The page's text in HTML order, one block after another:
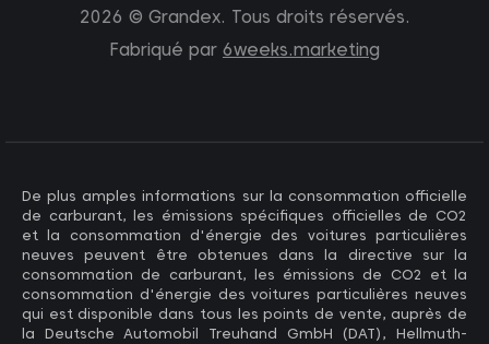
2026 © Grandex. Tous droits réservés.
Fabriqué par 6weeks.marketing
De plus amples informations sur la consommation officielle
de carburant, les émissions spécifiques officielles de CO2
et la consommation d'énergie des voitures particulières
neuves peuvent être obtenues dans la directive sur la
consommation de carburant, les émissions de CO2 et la
consommation d'énergie des voitures particulières neuves
qui est disponible dans tous les points de vente, auprès de
la Deutsche Automobil Treuhand GmbH (DAT), Hellmuth-